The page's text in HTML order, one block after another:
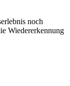
noch
Wiedererkennung